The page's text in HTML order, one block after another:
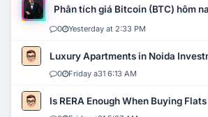
Phân tích giá Bitcoin (BTC) hôm
0 Yesterday at 2:33 PM
Luxury Apartments in Noida
0 Friday a31 6:13 AM
Is RERA Enough When Buying